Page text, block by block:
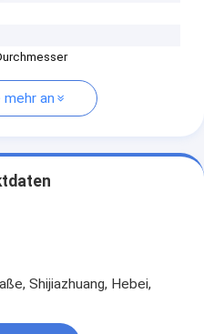
mehr an
Shijiazhuang, Hebei,